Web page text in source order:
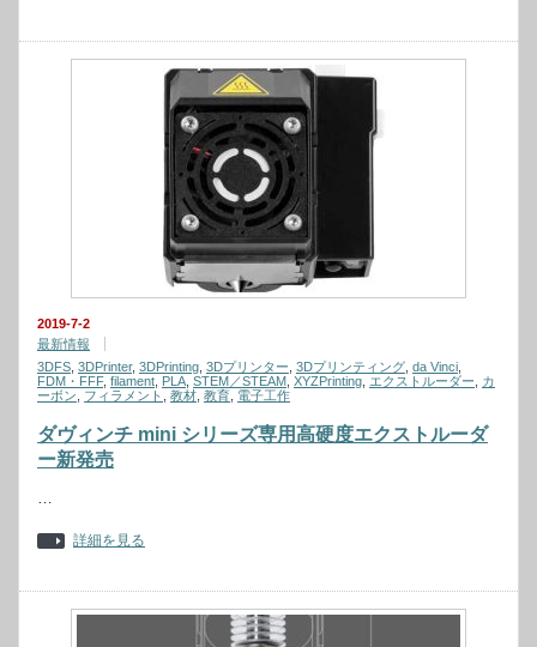
2019-7-2
最新情報
3DFS 3DPrinter, 3DPrinting 3Dプリンター 3Dプリンティング da Vinci
FDM・FFF, filament PLA STEM／STEAM XYZPrinting エクストルーダー
カ
ーボン
フィラメント 教材 教育 電子工作
ダヴィンチ mini シリーズ専用高硬度エクストルーダ
ー新発売
…
詳細を見る